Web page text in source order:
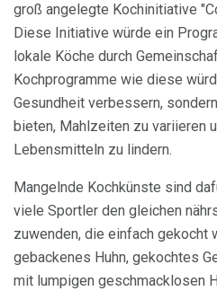
groß angelegte Kochinitiative
Diese Initiative würde ein
lokale Köche durch
Kochprogramme wie diese
Gesundheit verbessern,
bieten, Mahlzeiten zu variieren
Lebensmitteln zu lindern.
Mangelnde Kochkünste sind
viele Sportler den gleichen
zuwenden, die einfach gekocht
gebackenes Huhn, gekochtes
mit lumpigen geschmacklosen